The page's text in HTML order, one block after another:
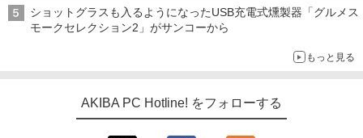
ショットグラスも入るようになったUSB充電式燻製器「グルメス
モークセレクション2」がサンコーから
もっと見る
AKIBA PC Hotline! をフォローする